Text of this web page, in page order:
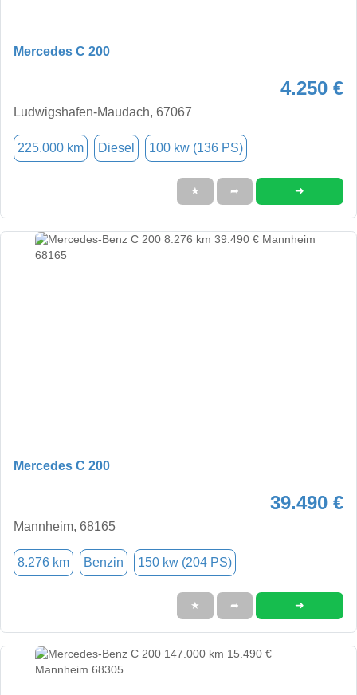
Mercedes C 200
4.250 €
Ludwigshafen-Maudach, 67067
225.000 km Diesel 100 kw (136 PS)
★ ➦ ➜
Mercedes C 200
39.490 €
Mannheim, 68165
8.276 km Benzin 150 kw (204 PS)
★ ➦ ➜